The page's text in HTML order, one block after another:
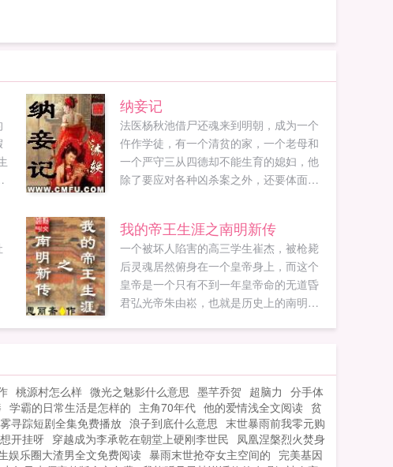
纳妾记
法医杨秋池借尸还魂来到明朝，成为一个
仵作学徒，有一个清贫的家，一个老母和
一个严守三从四德却不能生育的媳妇，他
除了要应对各种凶杀案之外，还要体面地
一件发生了。...
我的帝王生涯之南明新传
一个被坏人陷害的高三学生崔杰，被枪毙
后灵魂居然俯身在一个皇帝身上，而这个
皇帝是一个只有不到一年皇帝命的无道昏
君弘光帝朱由崧，也就是历史上的南明小
深有体会，不说了，看吧！战国时代和三
国时代，天下大乱，战火纷飞，派系林
立，民不聊生，但是这两个时代天下虽
乱，但贤良辈出，由乱而治，独独清末民
国时代，可谓一个大乱场，非奸雄不能得
桃源村怎么样 微光之魅影什么意思 墨芊乔贺 超脑力 分手体
学霸的日常生活是怎样的 主角70年代 他的爱情浅全文阅读 贫
寻踪短剧全集免费播放 浪子到底什么意思 末世暴雨前我零元购
开挂呀 穿越成为李承乾在朝堂上硬刚李世民 凤凰涅槃烈火焚身
娱乐圈大渣男全文免费阅读 暴雨末世抢夺女主空间的 完美基因